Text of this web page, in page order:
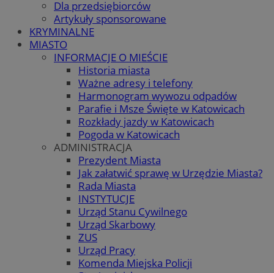
Dla przedsiębiorców
Artykuły sponsorowane
KRYMINALNE
MIASTO
INFORMACJE O MIEŚCIE
Historia miasta
Ważne adresy i telefony
Harmonogram wywozu odpadów
Parafie i Msze Święte w Katowicach
Rozkłady jazdy w Katowicach
Pogoda w Katowicach
ADMINISTRACJA
Prezydent Miasta
Jak załatwić sprawę w Urzędzie Miasta?
Rada Miasta
INSTYTUCJE
Urząd Stanu Cywilnego
Urząd Skarbowy
ZUS
Urząd Pracy
Komenda Miejska Policji